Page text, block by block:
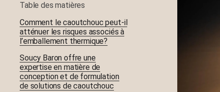
Table des matières
Comment le caoutchouc peut-il
atténuer les risques associés à
l’emballement thermique?
Soucy Baron offre une
expertise en matière de
conception et de formulation
de solutions de caoutchouc